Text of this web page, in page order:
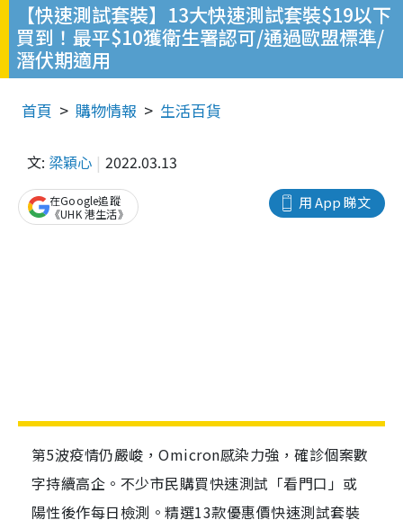
【快速測試套裝】13大快速測試套裝$19以下
買到！最平$10獲衛生署認可/通過歐盟標準/
潛伏期適用
首頁 購物情報 生活百貨
文: 梁穎心 2022.03.13
用 App 睇文
在Google追蹤
《UHK 港生活》
第5波疫情仍嚴峻，Omicron感染力強，確診個案數
字持續高企。不少市民購買快速測試「看門口」或
陽性後作每日檢測。精選13款優惠價快速測試套裝